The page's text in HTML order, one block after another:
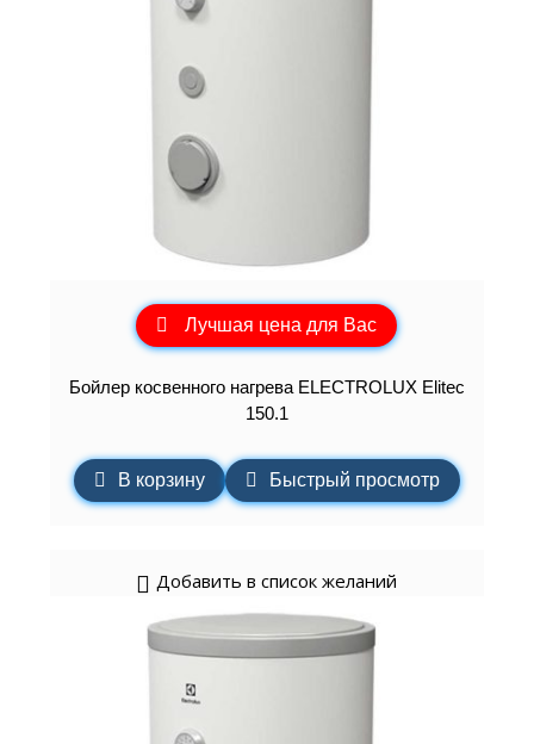
Лучшая цена для Вас
Бойлер косвенного нагрева ELECTROLUX Elitec
150.1
В корзину Быстрый просмотр
Добавить в список желаний